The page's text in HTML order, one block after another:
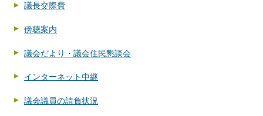
議長交際費
傍聴案内
議会だより・議会住民懇談会
インターネット中継
議会議員の請負状況